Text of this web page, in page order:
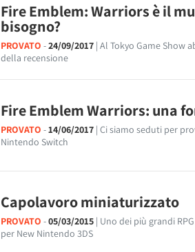
Fire Emblem: Warriors è il
bisogno?
PROVATO -24/09/2017 | Al Tokyo Game Show
della recensione
Fire Emblem Warriors: una
PROVATO -14/06/2017 | Ci siamo seduti per
Nintendo Switch
Capolavoro miniaturizzato
PROVATO -05/03/2015 | Uno dei più grandi
per New Nintendo 3DS